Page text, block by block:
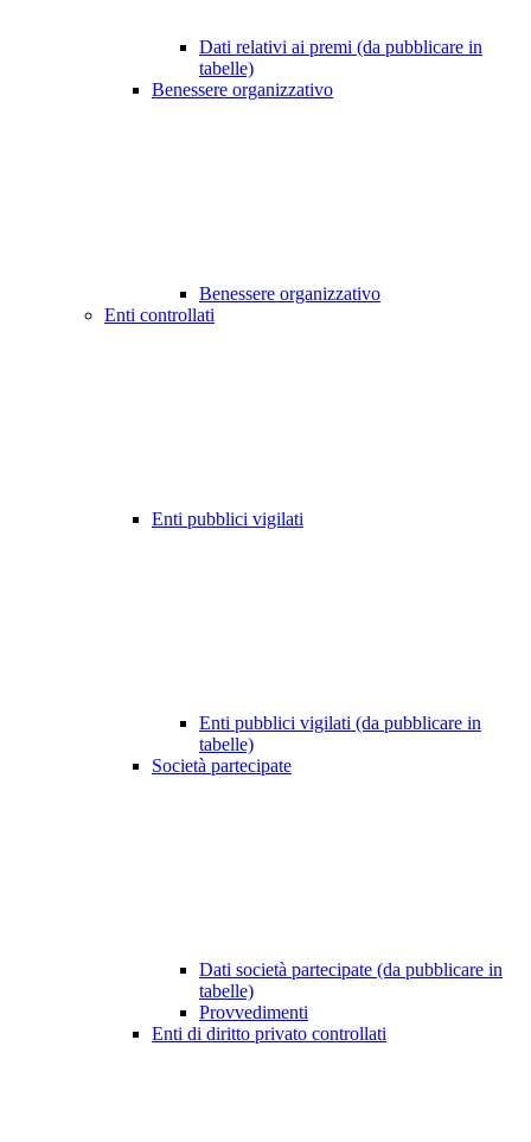
Dati relativi ai premi (da pubblicare in
tabelle)
Benessere organizzativo
Benessere organizzativo
Enti controllati
Enti pubblici vigilati
Enti pubblici vigilati (da pubblicare in
tabelle)
Società partecipate
Dati società partecipate (da pubblicare in
tabelle)
Provvedimenti
Enti di diritto privato controllati